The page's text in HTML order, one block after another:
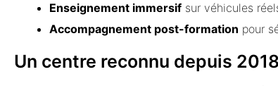
Enseignement immersif sur véhicules
Accompagnement post-formation pour
Un centre reconnu depuis 2018